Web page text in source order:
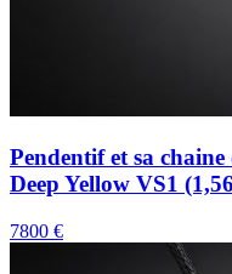
Pendentif et sa
Deep Yellow VS1
7800 €